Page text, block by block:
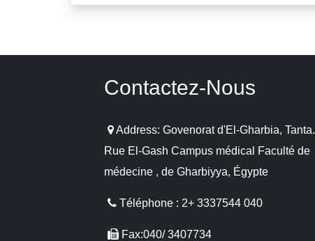
Contactez-Nous
Address: Govenorat d'El-Gharbia, Tanta.
Rue El-Gash Campus médical Faculté de
médecine , de Gharbiyya, Égypte
Téléphone : 2+ 3337544 040
Fax:040/ 3407734